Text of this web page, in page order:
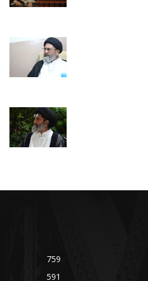
759
591